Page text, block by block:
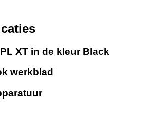
XT in de kleur Black
werkblad